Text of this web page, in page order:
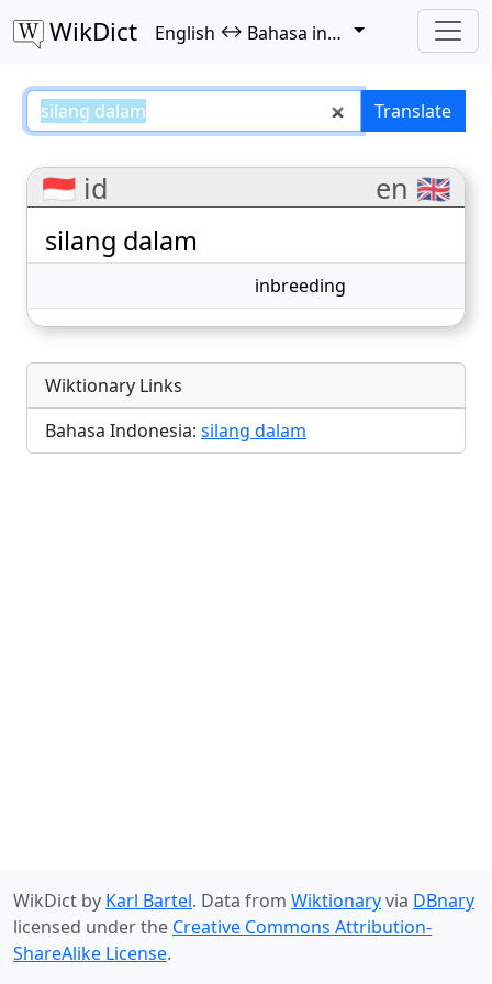
WikDict English ↔ Bahasa indonesia
silang dalam – English–Bahasa
Translate
🇮🇩 id en 🇬🇧
silang dalam
inbreeding
Wiktionary Links
Bahasa Indonesia: silang dalam
WikDict by Karl Bartel. Data from Wiktionaryvia DBnary
licensed under the Creative Commons Attribution-
ShareAlike License.